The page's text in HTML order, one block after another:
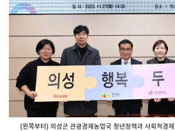
(왼쪽부터) 의성군 관광경제농업국 청년정책과 사회적경